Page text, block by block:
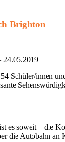
Brighton
24.05.2019
Schüler/innen
es soweit – die
die Autobahn